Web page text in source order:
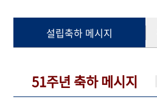
설립축하 메시지
51주년 축하 메시지